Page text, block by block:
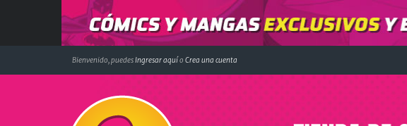
Bienvenido, puedesIngresar aquío Crea una cuenta